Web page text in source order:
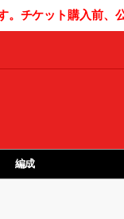
チケット購入前、
編成